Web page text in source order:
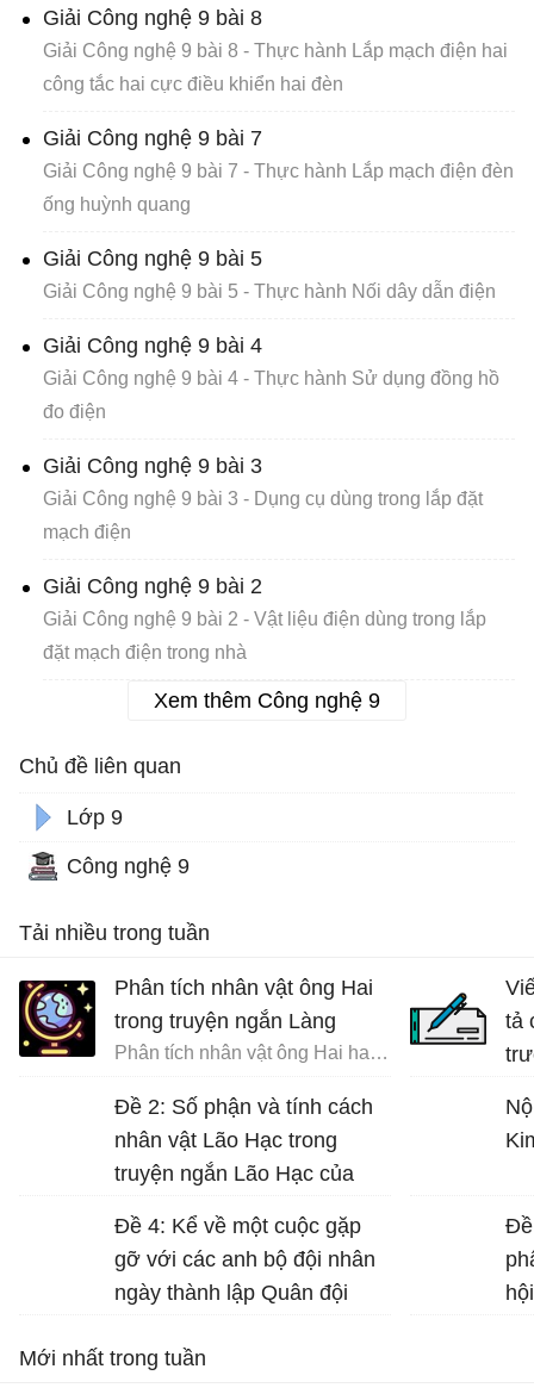
Giải Công nghệ 9 bài 8
Giải Công nghệ 9 bài 8 - Thực hành Lắp mạch điện hai
công tắc hai cực điều khiển hai đèn
Giải Công nghệ 9 bài 7
Giải Công nghệ 9 bài 7 - Thực hành Lắp mạch điện đèn
ống huỳnh quang
Giải Công nghệ 9 bài 5
Giải Công nghệ 9 bài 5 - Thực hành Nối dây dẫn điện
Giải Công nghệ 9 bài 4
Giải Công nghệ 9 bài 4 - Thực hành Sử dụng đồng hồ
đo điện
Giải Công nghệ 9 bài 3
Giải Công nghệ 9 bài 3 - Dụng cụ dùng trong lắp đặt
mạch điện
Giải Công nghệ 9 bài 2
Giải Công nghệ 9 bài 2 - Vật liệu điện dùng trong lắp
đặt mạch điện trong nhà
Xem thêm Công nghệ 9
Chủ đề liên quan
Lớp 9
Công nghệ 9
Tải nhiều trong tuần
Phân tích nhân vật ông Hai
trong truyện ngắn Làng
Phân tích nhân vật ông Hai hay nhất
Đề 2: Số phận và tính cách
nhân vật Lão Hạc trong
truyện ngắn Lão Hạc của
Đề 4: Kể về một cuộc gặp
gỡ với các anh bộ đội nhân
ngày thành lập Quân đội
tả
Đề
Mới nhất trong tuần